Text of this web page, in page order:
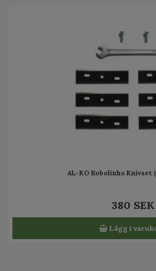
AL-KO Robolinho Knivset
380 SEK
Lägg i